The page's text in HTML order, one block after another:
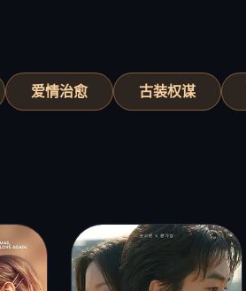
爱情治愈 古装权谋